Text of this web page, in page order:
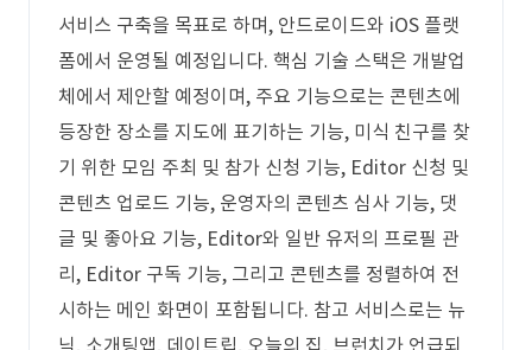
서비스 구축을 목표로 하며, 안드로이드와 iOS 플랫
폼에서 운영될 예정입니다. 핵심 기술 스택은 개발업
체에서 제안할 예정이며, 주요 기능으로는 콘텐츠에
등장한 장소를 지도에 표기하는 기능, 미식 친구를 찾
기 위한 모임 주최 및 참가 신청 기능, Editor 신청 및
콘텐츠 업로드 기능, 운영자의 콘텐츠 심사 기능, 댓
글 및 좋아요 기능, Editor와 일반 유저의 프로필 관
리, Editor 구독 기능, 그리고 콘텐츠를 정렬하여 전
시하는 메인 화면이 포함됩니다. 참고 서비스로는 뉴
닉, 소개팅앱, 데이트립, 오늘의 집, 브런치가 언급되